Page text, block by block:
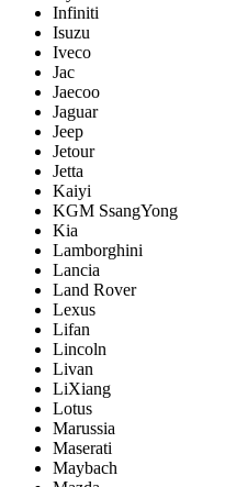
Infiniti
Isuzu
Iveco
Jac
Jaecoo
Jaguar
Jeep
Jetour
Jetta
Kaiyi
KGM SsangYong
Kia
Lamborghini
Lancia
Land Rover
Lexus
Lifan
Lincoln
Livan
LiXiang
Lotus
Marussia
Maserati
Maybach